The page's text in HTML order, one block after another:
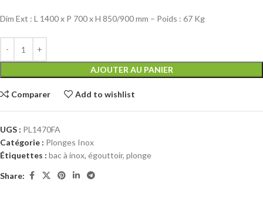
Dim Ext : L 1400 x P 700 x H 850/900 mm – Poids : 67 Kg
AJOUTER AU PANIER
Comparer Add to wishlist
UGS : PL1470FA
Catégorie : Plonges Inox
Étiquettes : bac à inox, égouttoir, plonge
Share: